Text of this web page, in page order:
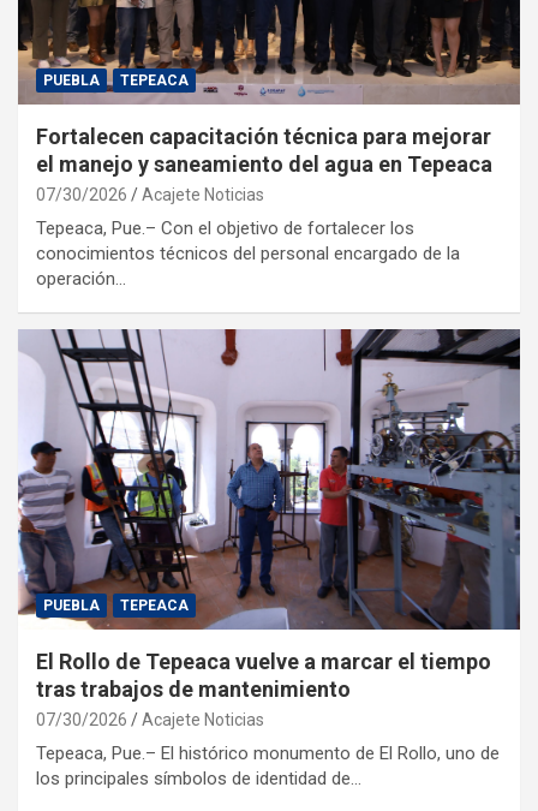
PUEBLA TEPEACA
Fortalecen capacitación técnica para mejorar
el manejo y saneamiento del agua en Tepeaca
07/30/2026 Acajete Noticias
Tepeaca, Pue.– Con el objetivo de fortalecer los
conocimientos técnicos del personal encargado de la
operación…
PUEBLA TEPEACA
El Rollo de Tepeaca vuelve a marcar el tiempo
tras trabajos de mantenimiento
07/30/2026 Acajete Noticias
Tepeaca, Pue.– El histórico monumento de El Rollo, uno de
los principales símbolos de identidad de…